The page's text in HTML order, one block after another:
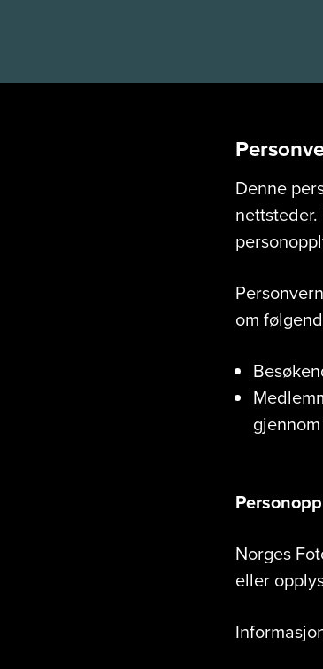
Denne
om
Norges
eller